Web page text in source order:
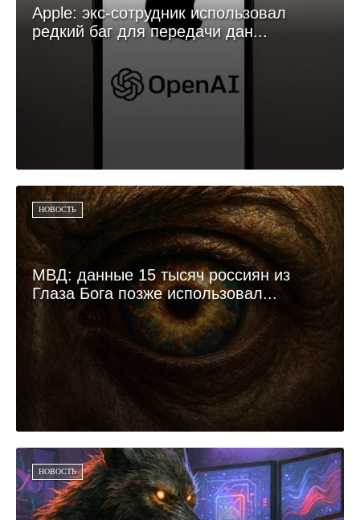
Apple: экс-сотрудник использовал
редкий баг для передачи дан...
НОВОСТЬ
МВД: данные 15 тысяч россиян из
Глаза Бога позже использовал...
НОВОСТЬ